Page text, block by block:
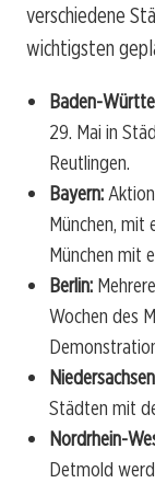
verschiedene
wichtigsten
Baden-
29. Mai in
Reutlingen.
Bayern:
München, mit
München mit
Berlin:
Wochen des
Städten mit
Nordrhein-
Detmold